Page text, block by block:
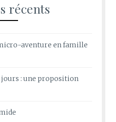
récents
aventure en famille
jours : une proposition